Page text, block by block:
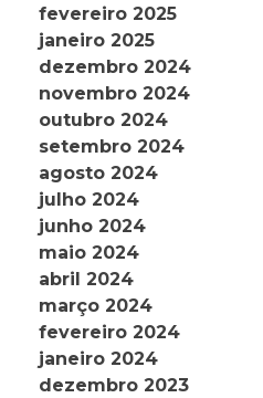
fevereiro 2025
janeiro 2025
dezembro 2024
novembro 2024
outubro 2024
setembro 2024
agosto 2024
julho 2024
junho 2024
maio 2024
abril 2024
março 2024
fevereiro 2024
janeiro 2024
dezembro 2023